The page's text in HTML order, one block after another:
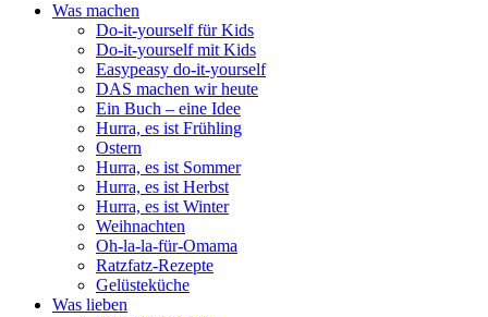
Was machen
Do-it-yourself für Kids
Do-it-yourself mit Kids
Easypeasy do-it-yourself
DAS machen wir heute
Ein Buch – eine Idee
Hurra, es ist Frühling
Ostern
Hurra, es ist Sommer
Hurra, es ist Herbst
Hurra, es ist Winter
Weihnachten
Oh-la-la-für-Omama
Ratzfatz-Rezepte
Gelüsteküche
Was lieben